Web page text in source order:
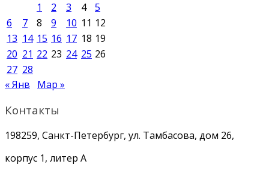
1
2 3 4
5
6
7 8 9 10 11 12
13 14 15 16 17 18 19
20 21 22 23 24 25 26
27 28
« Янв
Мар »
Контакты
198259, Санкт-Петербург, ул. Тамбасова, дом 26,
корпус 1, литер А